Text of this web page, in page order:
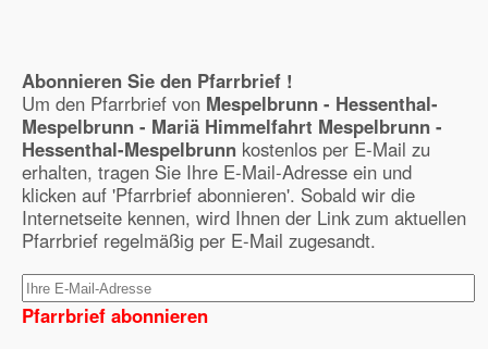
Abonnieren Sie den Pfarrbrief !
Um den Pfarrbrief von Mespelbrunn - Hessenthal-
Mespelbrunn - Mariä Himmelfahrt Mespelbrunn -
Hessenthal-Mespelbrunn kostenlos per E-Mail zu
erhalten, tragen Sie Ihre E-Mail-Adresse ein und
klicken auf 'Pfarrbrief abonnieren'. Sobald wir die
Internetseite kennen, wird Ihnen der Link zum aktuellen
Pfarrbrief regelmäßig per E-Mail zugesandt.
Pfarrbrief abonnieren